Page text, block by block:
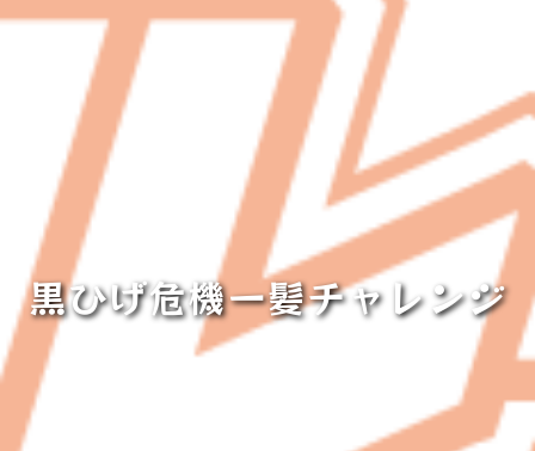
黒ひげ危機一髪チャレンジ